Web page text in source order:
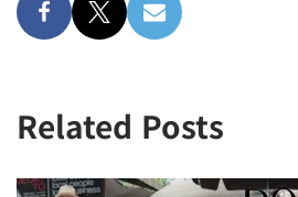
Related Posts